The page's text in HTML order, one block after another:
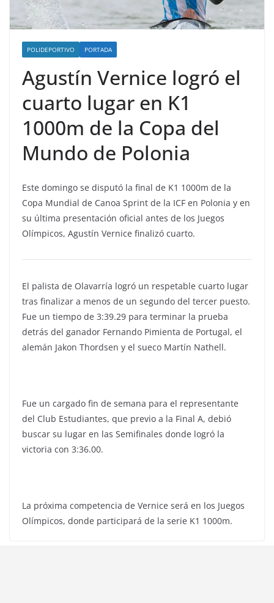
POLIDEPORTIVO PORTADA
Agustín Vernice logró el
cuarto lugar en K1
1000m de la Copa del
Mundo de Polonia
Este domingo se disputó la final de K1 1000m de la
Copa Mundial de Canoa Sprint de la ICF en Polonia y en
su última presentación oficial antes de los Juegos
Olímpicos, Agustín Vernice finalizó cuarto.
El palista de Olavarría logró un respetable cuarto lugar
tras finalizar a menos de un segundo del tercer puesto.
Fue un tiempo de 3:39.29 para terminar la prueba
detrás del ganador Fernando Pimienta de Portugal, el
alemán Jakon Thordsen y el sueco Martín Nathell.
Fue un cargado fin de semana para el representante
del Club Estudiantes, que previo a la Final A, debió
buscar su lugar en las Semifinales donde logró la
victoria con 3:36.00.
La próxima competencia de Vernice será en los Juegos
Olímpicos, donde participará de la serie K1 1000m.